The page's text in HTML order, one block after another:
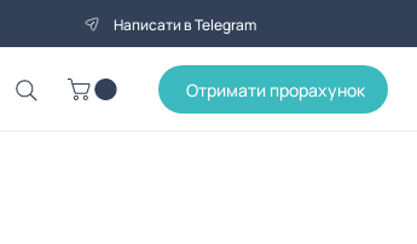
Написати в Telegram
Отримати прорахунок